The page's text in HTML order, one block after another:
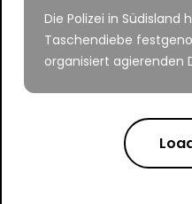
Die Polizei in
Taschendiebe
organisiert agierenden